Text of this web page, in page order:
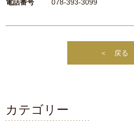
電話番号 078-393-3099
＜ 戻る
カテゴリー